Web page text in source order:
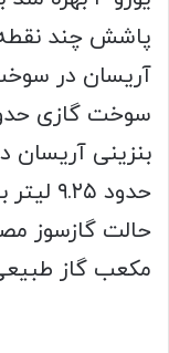
پاشش چند
بنزینی
حدود
مکعب گاز